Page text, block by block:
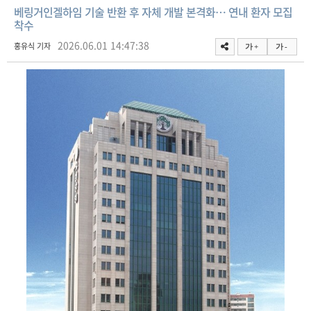
베링거인겔하임 기술 반환 후 자체 개발 본격화… 연내 환자 모집
착수
홍유식 기자 2026.06.01 14:47:38 가 + 가 -